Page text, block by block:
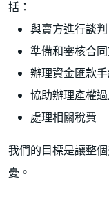
括：
與賣方進行談判
準備和審核合
辦理資金匯款
協助辦理產權
處理相關稅費
我們的目標是讓整
憂。